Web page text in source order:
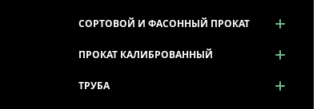
СОРТОВОЙ И ФАСОННЫЙ ПРОКАТ
ПРОКАТ КАЛИБРОВАННЫЙ
ТРУБА